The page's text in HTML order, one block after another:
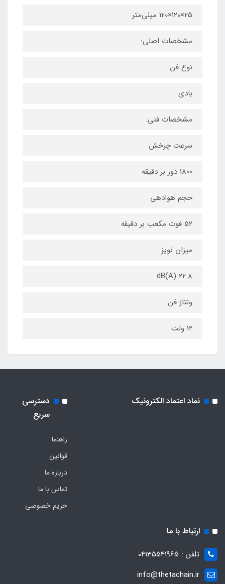
25×120×120 میلی‌متر
مشخصات اصلی:
نوع فن
بادی
مشخصات فنی:
سرعت چرخش
1800 دور بر دقیقه
حجم هوادهی
52 فوت مکعب بر دقیقه
میزان نویز
22.8 dB(A)
ولتاژ فن
12 ولت
نماد اعتماد الکترونیک
دسترسی
سریع
راهنما
قوانین
درباره ما
تماس با ما
حریم خصوصی
ارتباط با ما
تلفن : 04135541965
info@thetachain.ir